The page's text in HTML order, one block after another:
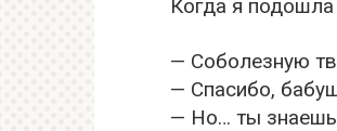
Когда я
— Соболезную
— Спасибо,
— Но… ты